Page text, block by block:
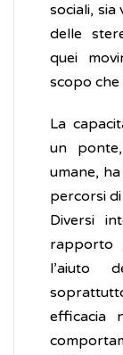
sociali,
delle
quei
scopo
La
un
umane,
percorsi
Diversi
rapporto
l’aiuto
efficacia